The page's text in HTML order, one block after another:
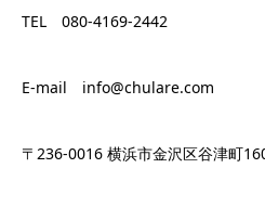
TEL 080-4169-2442
E-mail info@chulare.com
〒236-0016 横浜市金沢区谷津町